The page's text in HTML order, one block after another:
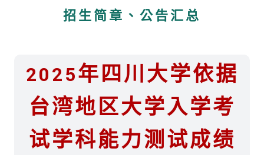
招生简章、公告汇总
2025年四川大学依据
台湾地区大学入学考
试学科能力测试成绩